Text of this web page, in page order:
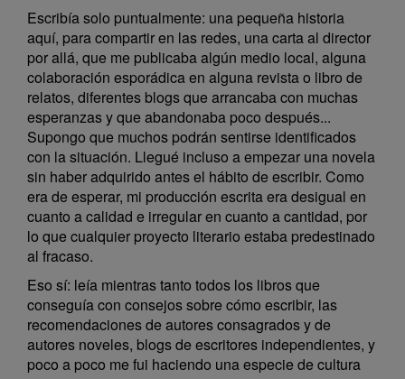
Escribía solo puntualmente: una pequeña historia
aquí, para compartir en las redes, una carta al director
por allá, que me publicaba algún medio local, alguna
colaboración esporádica en alguna revista o libro de
relatos, diferentes blogs que arrancaba con muchas
esperanzas y que abandonaba poco después...
Supongo que muchos podrán sentirse identificados
con la situación. Llegué incluso a empezar una novela
sin haber adquirido antes el hábito de escribir. Como
era de esperar, mi producción escrita era desigual en
cuanto a calidad e irregular en cuanto a cantidad, por
lo que cualquier proyecto literario estaba predestinado
al fracaso.
Eso sí: leía mientras tanto todos los libros que
conseguía con consejos sobre cómo escribir, las
recomendaciones de autores consagrados y de
autores noveles, blogs de escritores independientes, y
poco a poco me fui haciendo una especie de cultura